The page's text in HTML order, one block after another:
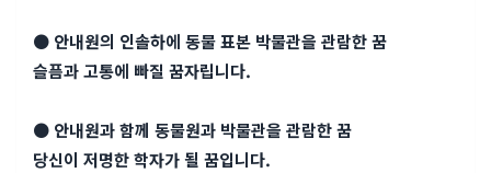
● 안내원의 인솔하에 동물 표본 박물관을 관람한 꿈
슬픔과 고통에 빠질 꿈자립니다.
● 안내원과 함께 동물원과 박물관을 관람한 꿈
당신이 저명한 학자가 될 꿈입니다.